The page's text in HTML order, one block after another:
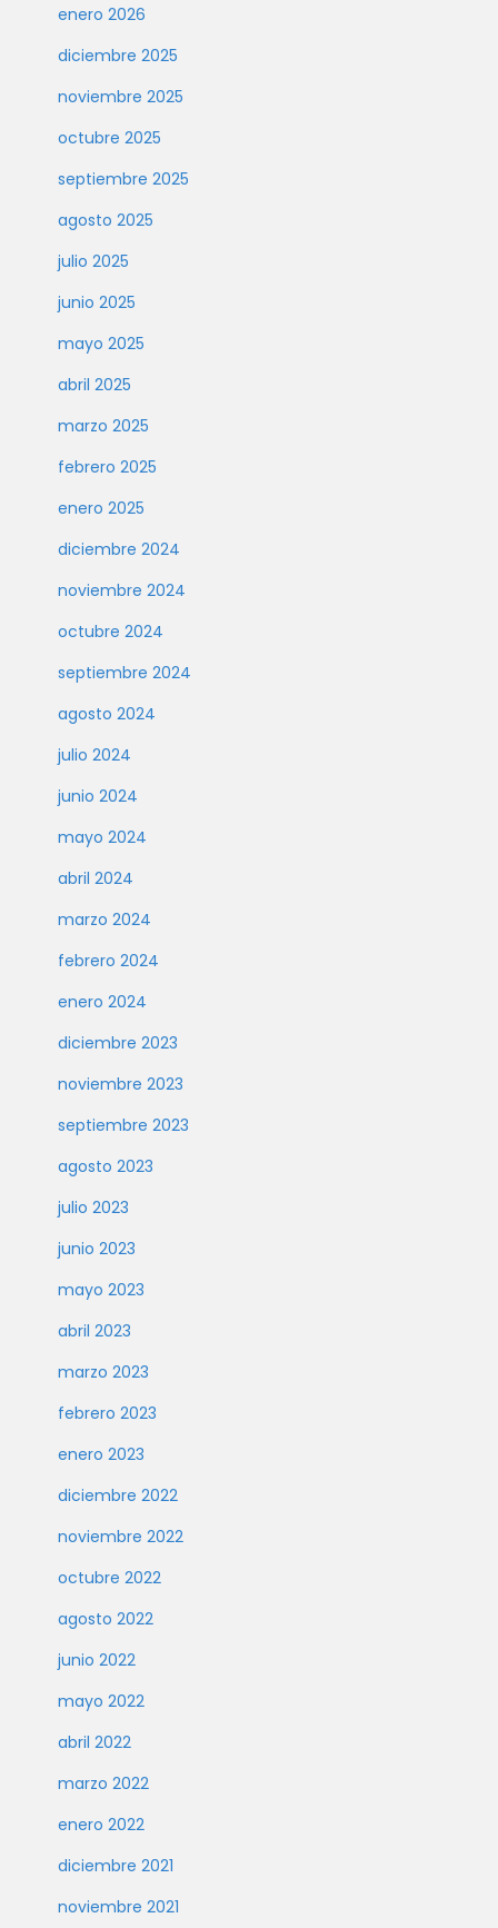
enero 2026
diciembre 2025
noviembre 2025
octubre 2025
septiembre 2025
agosto 2025
julio 2025
junio 2025
mayo 2025
abril 2025
marzo 2025
febrero 2025
enero 2025
diciembre 2024
noviembre 2024
octubre 2024
septiembre 2024
agosto 2024
julio 2024
junio 2024
mayo 2024
abril 2024
marzo 2024
febrero 2024
enero 2024
diciembre 2023
noviembre 2023
septiembre 2023
agosto 2023
julio 2023
junio 2023
mayo 2023
abril 2023
marzo 2023
febrero 2023
enero 2023
diciembre 2022
noviembre 2022
octubre 2022
agosto 2022
junio 2022
mayo 2022
abril 2022
marzo 2022
enero 2022
diciembre 2021
noviembre 2021